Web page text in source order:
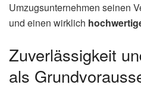
Umzugsunternehmen seinen
und einen wirklich
Zuverlässigkeit
als